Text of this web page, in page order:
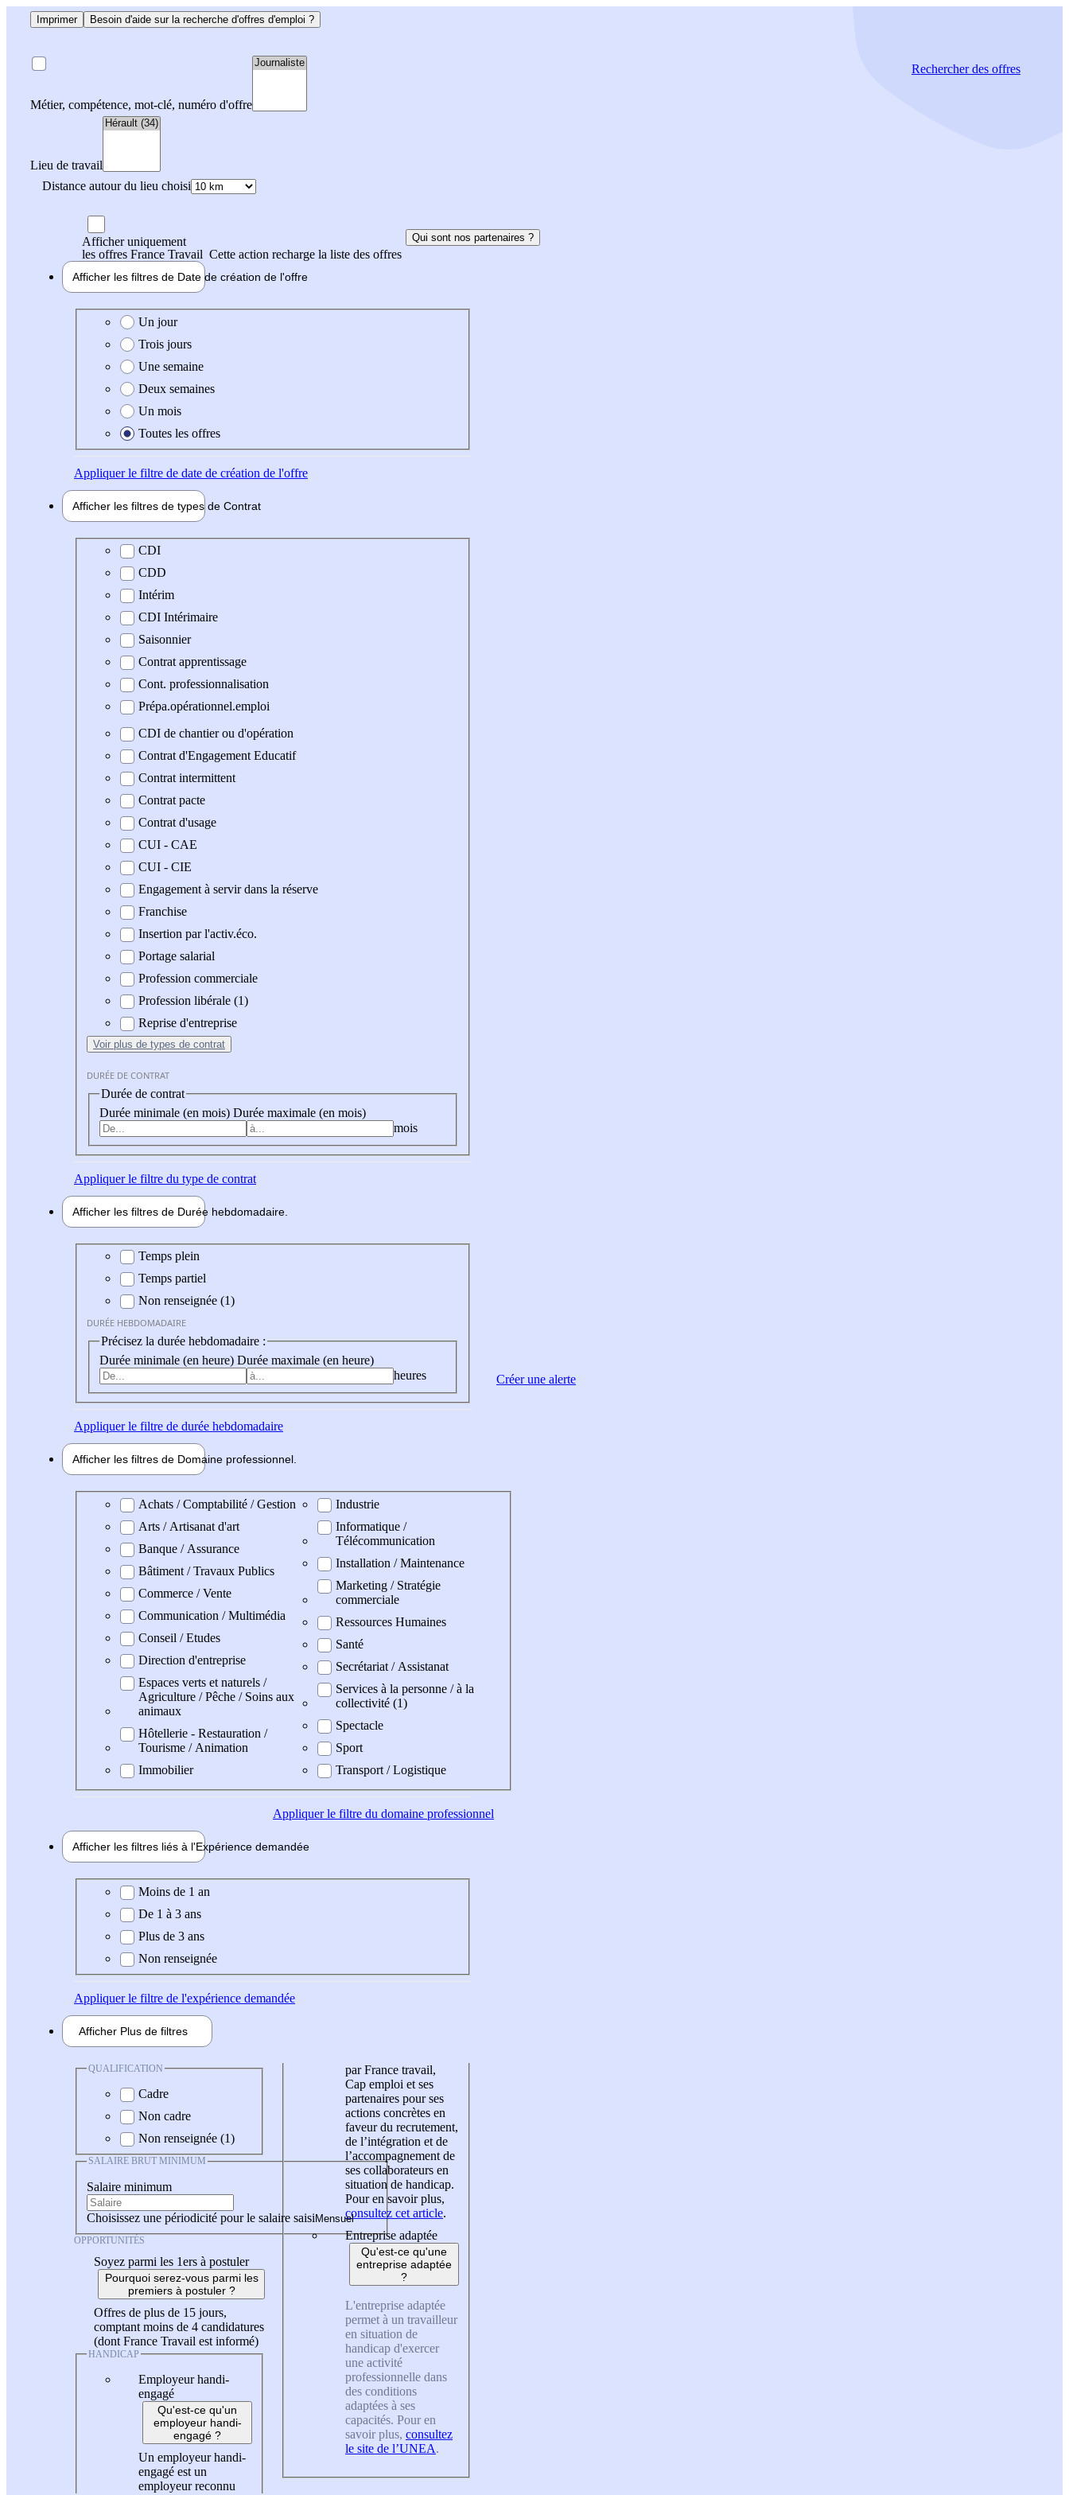
Imprimer Besoin d'aide sur la recherche d'offres d'emploi ?
Métier, compétence, mot-clé, numéro d'offre
Lieu de travail
Distance autour du lieu choisi
Rechercherdes offres
Afficher uniquement
les offres France Travail Cette action recharge la liste des offres
Qui sont nos partenaires ?
Afficher les filtres de Date de création de l'offre
Date de création de l'offre
Un jour
Trois jours
Une semaine
Deux semaines
Un mois
Toutes les offres
Appliquerle filtre de date de création de l'offre
Afficher les filtres de types de Contrat
Type de contrat
CDI
CDD
Intérim
CDI Intérimaire
Saisonnier
Contrat apprentissage
Cont. professionnalisation
Prépa.opérationnel.emploi
CDI de chantier ou d'opération
Contrat d'Engagement Educatif
Contrat intermittent
Contrat pacte
Contrat d'usage
CUI - CAE
CUI - CIE
Engagement à servir dans la réserve
Franchise
Insertion par l'activ.éco.
Portage salarial
Profession commerciale
Profession libérale (1)
Reprise d'entreprise
Voir plus de types de contrat
DURÉE DE CONTRAT
Durée de contrat
Durée minimale (en mois) Durée maximale (en mois)
mois
Appliquerle filtre du type de contrat
Afficher les filtres de Durée hebdomadaire
Durée hebdomadaire
Temps plein
Temps partiel
Non renseignée (1)
DURÉE HEBDOMADAIRE
Précisez la durée hebdomadaire :
Durée minimale (en heure) Durée maximale (en heure)
heures
Appliquerle filtre de durée hebdomadaire
Afficher les filtres de Domaine professionnel
Domaine professionel
Achats / Comptabilité / Gestion
Arts / Artisanat d'art
Banque / Assurance
Bâtiment / Travaux Publics
Commerce / Vente
Communication / Multimédia
Conseil / Etudes
Direction d'entreprise
Espaces verts et naturels /
Agriculture / Pêche / Soins aux
animaux
Hôtellerie - Restauration /
Tourisme / Animation
Immobilier
Industrie
Informatique /
Télécommunication
Installation / Maintenance
Marketing / Stratégie
commerciale
Ressources Humaines
Santé
Secrétariat / Assistanat
Services à la personne / à la
collectivité (1)
Spectacle
Sport
Transport / Logistique
Appliquerle filtre du domaine professionnel
Afficher les filtres liés à l'Expérience demandée
Expérience demandée
Moins de 1 an
De 1 à 3 ans
Plus de 3 ans
Non renseignée
Appliquerle filtre de l'expérience demandée
Afficher Plus de filtres
QUALIFICATION
Cadre
Non cadre
Non renseignée (1)
SALAIRE BRUT MINIMUM
Salaire minimum
Choisissez une périodicité pour le salaire saisi
OPPORTUNITÉS
Soyez parmi les 1ers à postuler
Pourquoi serez-vous parmi les
premiers à postuler ?
Offres de plus de 15 jours,
comptant moins de 4 candidatures
(dont France Travail est informé)
HANDICAP
Employeur handi-
engagé
Qu'est-ce qu'un
employeur handi-
engagé ?
Un employeur handi-
engagé est un
employeur reconnu
par France travail,
Cap emploi et ses
partenaires pour ses
actions concrètes en
faveur du recrutement,
de l’intégration et de
l’accompagnement de
ses collaborateurs en
situation de handicap.
Pour en savoir plus,
consultez cet article.
Entreprise adaptée
Qu'est-ce qu'une
entreprise adaptée
?
L'entreprise adaptée
permet à un travailleur
en situation de
handicap d'exercer
une activité
professionnelle dans
des conditions
adaptées à ses
capacités. Pour en
savoir plus, consultez
le site de l’UNEA.
Créer une alerte